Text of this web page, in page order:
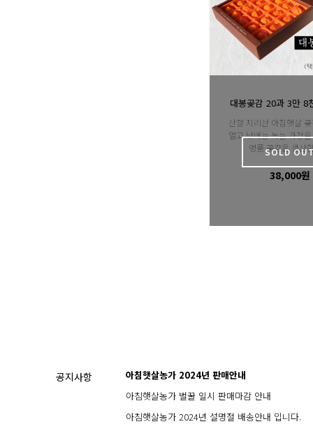
대봉곶감 20과 3만 8
산청 지리산 아침햇살
얼고 낮에는 녹는 과정
명품 곶감을 생산
38,000원
SOLD
공지사항
아침햇살농가 2024년 판매안내
아침햇살농가 벌꿀 일시 판매마감 안내
아침햇살농가 2024년 설명절 배송안내 입니다.